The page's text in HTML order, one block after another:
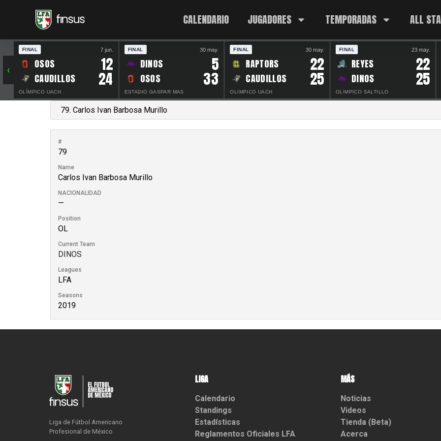
CALENDARIO JUGADORES TEMPORADAS ALL
‹
FINAL 7 jun.
OSOS 12
CAUDILLOS 24
OLÍMPICO UACH
FINAL 30 may.
DINOS 5
OSOS 33
ESTADIO GASPAR MAS
FINAL 30 may.
RAPTORS 22
CAUDILLOS 25
OLIMPICO UACH
FINAL 23 may.
REYES 22
DINOS 25
OLIMPICO SALTILLO
#
79
Name
Carlos Ivan Barbosa Murillo
NACIONALIDAD
—
Position
OL
Current Team
DINOS
Leagues
LFA
Seasons
2019
Liga de Fútbol Americano
Profesional de México
LIGA
Calendario
Standings
Estadísticas
Reglamentos Oficiales LFA
MÁS
Noticias
Videos
Tienda (Beta)
Acerca